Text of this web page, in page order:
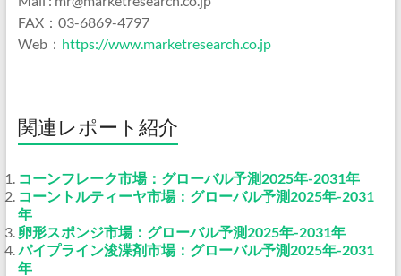
FAX：03-6869-4797
Web： https://www.marketresearch.co.jp
関連レポート紹介
コーンフレーク市場：グローバル予測2025年-2031年
コーントルティーヤ市場：グローバル予測2025年-2031
年
卵形スポンジ市場：グローバル予測2025年-2031年
パイプライン浚渫剤市場：グローバル予測2025年-2031
年